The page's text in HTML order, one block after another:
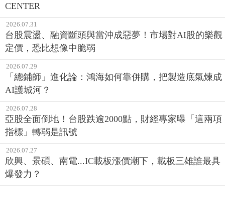
CENTER
2026.07.31
台股震盪、融資斷頭與當沖成惡夢！市場對AI股的樂觀
定價，恐比想像中脆弱
2026.07.29
「總鋪師」進化論：鴻海如何靠併購，把製造底氣煉成
AI護城河？
2026.07.28
亞股全面倒地！台股跌逾2000點，財經專家曝「這兩項
指標」轉弱是訊號
2026.07.27
欣興、景碩、南電...IC載板漲價潮下，載板三雄誰最具
爆發力？